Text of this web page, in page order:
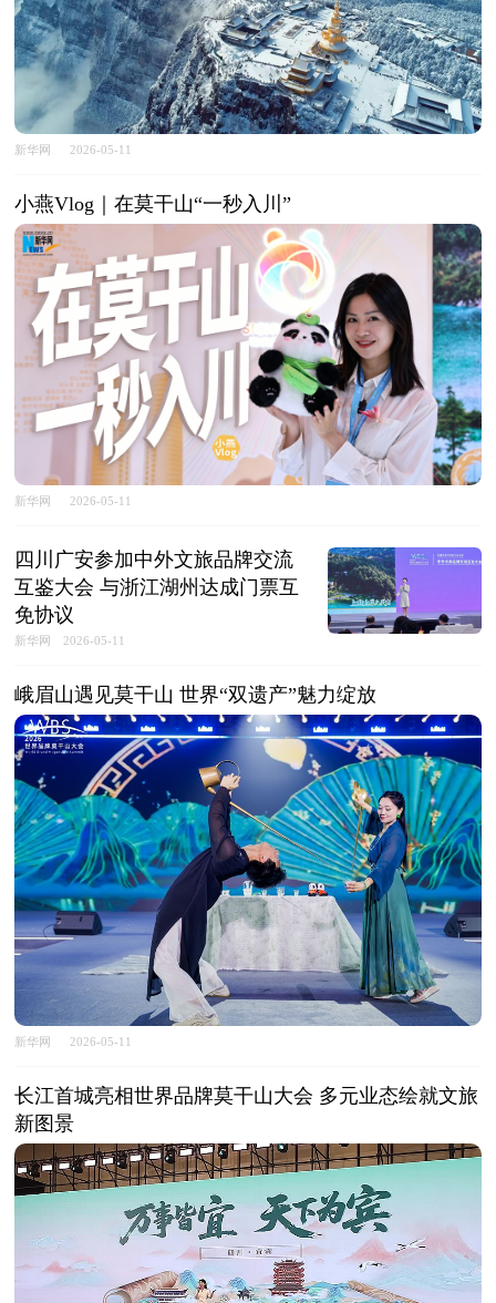
新华网 2026-05-11
小燕Vlog｜在莫干山“一秒入川”
新华网 2026-05-11
四川广安参加中外文旅品牌交流
互鉴大会 与浙江湖州达成门票互
免协议
新华网 2026-05-11
峨眉山遇见莫干山 世界“双遗产”魅力绽放
新华网 2026-05-11
长江首城亮相世界品牌莫干山大会 多元业态绘就文旅
新图景